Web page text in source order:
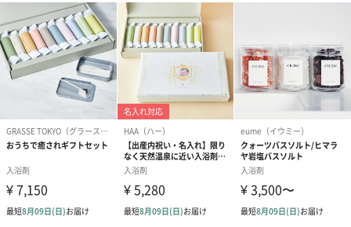
妊娠中は、心とカラダのリラックスが何より大事なとき。クレイ
のお湯にやさしく包まれる安心感が愛される理由です。クレイの
お風呂でカラダの芯から温まることで、カラダの揺らぎや不安感
が和らぐことも。不要な汚染物質もクレイが吸着するのでクリー
ンなボディを保ちます。
※妊娠初期の妊婦さんは、クレイとは関係なく、熱いお風呂に長
時間入ることは避けたほうがよいといわれています。ぬるめのお
湯でゆっくりリラックスすることをおすすめします。
●スポーツや長時間の立ち仕事で疲れた時に
血行不良でむくみを感じた時は、その日のうちにクレイバスに。